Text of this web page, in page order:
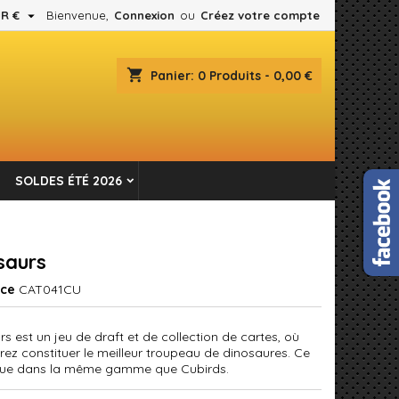
Bienvenue, Connexion ou Créez votre compte
€ 
shopping_cart Panier: 0 Produits - 0,00 €
SOLDES ÉTÉ 2026
CAT041CU
est un jeu de draft et de collection de cartes, où
constituer le meilleur troupeau de dinosaures. Ce
dans la même gamme que Cubirds.